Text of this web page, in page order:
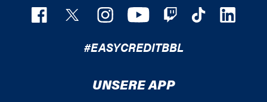
#EASYCREDITBBL
UNSERE APP